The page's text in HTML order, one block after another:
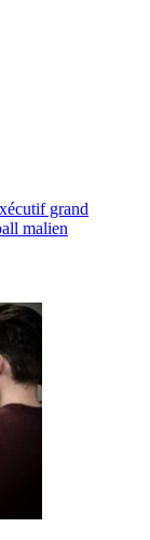
grand
malien